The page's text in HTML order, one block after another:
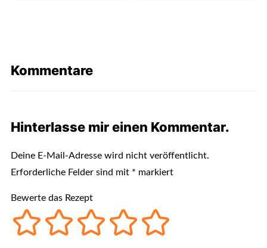
Kommentare
Hinterlasse mir einen Kommentar.
Deine E-Mail-Adresse wird nicht veröffentlicht.
Erforderliche Felder sind mit * markiert
Bewerte das Rezept